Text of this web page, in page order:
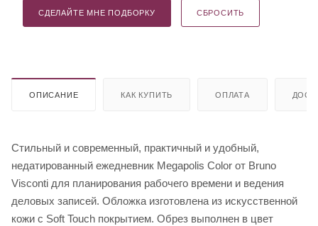
СДЕЛАЙТЕ МНЕ ПОДБОРКУ СБРОСИТЬ
ОПИСАНИЕ КАК КУПИТЬ ОПЛАТА
Стильный и современный, практичный и удобный,
недатированный ежедневник Megapolis Color от Bruno
Visconti для планирования рабочего времени и ведения
деловых записей. Обложка изготовлена из искусственной
кожи с Soft Touch покрытием. Обрез выполнен в цвет